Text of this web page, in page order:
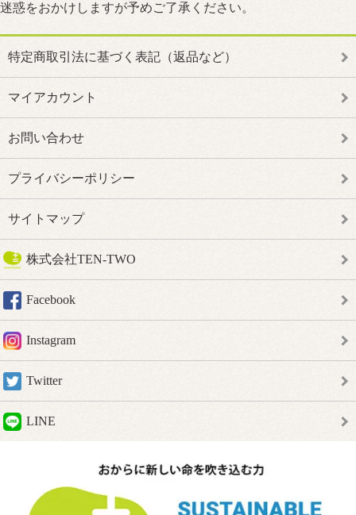
迷惑をおかけしますが予めご了承ください。
特定商取引法に基づく表記（返品など）
マイアカウント
お問い合わせ
プライバシーポリシー
サイトマップ
株式会社TEN-TWO
Facebook
Instagram
Twitter
LINE